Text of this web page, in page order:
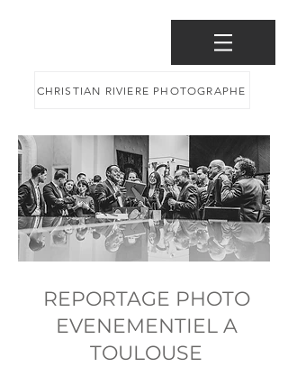
CHRISTIAN RIVIERE PHOTOGRAPHE
REPORTAGE PHOTO
EVENEMENTIEL A
TOULOUSE